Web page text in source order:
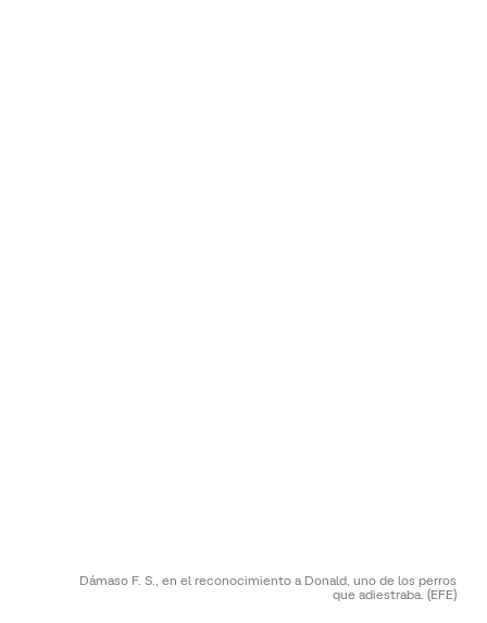
Dámaso F. S., en el reconocimiento a Donald, uno de los perros
que adiestraba. (EFE)